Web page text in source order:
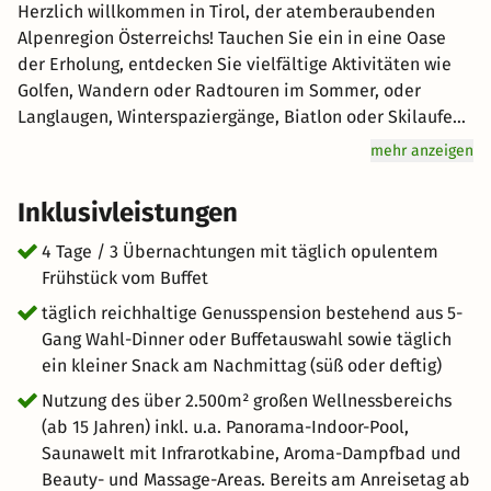
Herzlich willkommen in Tirol, der atemberaubenden
Alpenregion Österreichs! Tauchen Sie ein in eine Oase
der Erholung, entdecken Sie vielfältige Aktivitäten wie
Golfen, Wandern oder Radtouren im Sommer, oder
Langlaugen, Winterspaziergänge, Biatlon oder Skilaufen
Wellnesshotels mit einem exzellenten Wellnessbereich
und lassen Sie sich dabei von Bergpanoramen
verzaubern. Erkunden Sie die majestätische Bergwelt
Tirols, während Sie herzhafte Tiroler Spezialitäten und
regionale Gaumenfreuden kosten. Lassen Sie sich von
der herzlichen Tiroler Gastfreundschaft verwöhnen,
während Sie malerische Dörfer und historische Stätten
erkunden. Tauchen Sie ein in die einzigartige Schönheit
Tirols und lassen Sie sich von ihr verzaubern.
Leihbademantel ( gegen Kaution)
mehr anzeigen
Inklusivleistungen
4 Tage / 3 Übernachtungen mit täglich opulentem
Frühstück vom Buffet
täglich reichhaltige Genusspension bestehend aus 5-
Gang Wahl-Dinner oder Buffetauswahl sowie täglich
ein kleiner Snack am Nachmittag (süß oder deftig)
Nutzung des über 2.500m² großen Wellnessbereichs
(ab 15 Jahren) inkl. u.a. Panorama-Indoor-Pool,
Saunawelt mit Infrarotkabine, Aroma-Dampfbad und
Beauty- und Massage-Areas. Bereits am Anreisetag ab